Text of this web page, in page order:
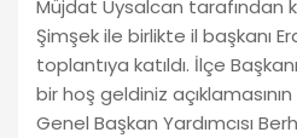
Müjdat Uysalcan tarafından
Şimşek ile birlikte il başkanı
toplantıya katıldı. İlçe
bir hoş geldiniz
Genel Başkan Yardımcısı